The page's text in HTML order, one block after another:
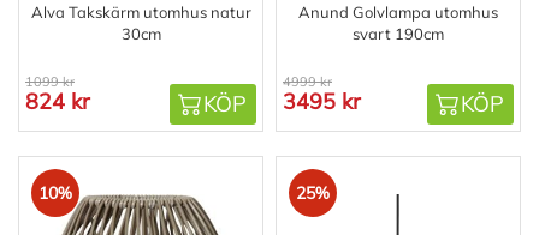
Alva Takskärm utomhus natur
30cm
1099 kr
824 kr KÖP
Anund Golvlampa utomhus
svart 190cm
4999 kr
3495 kr KÖP
10% 25%